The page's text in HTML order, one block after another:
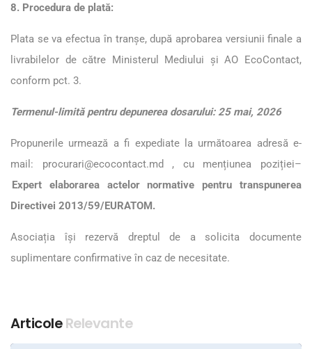
8. Procedura de plată:
Plata se va efectua în tranșe, după aprobarea versiunii finale a
livrabilelor de către Ministerul Mediului și AO EcoContact,
conform pct. 3.
Termenul-limită pentru depunerea dosarului: 25 mai, 2026
Propunerile urmează a fi expediate la următoarea adresă e-
mail: procurari@ecocontact.md , cu mențiunea poziției–
Expert elaborarea actelor normative pentru transpunerea
Directivei 2013/59/EURATOM.
Asociația își rezervă dreptul de a solicita documente
suplimentare confirmative în caz de necesitate.
ArticoleRelevante